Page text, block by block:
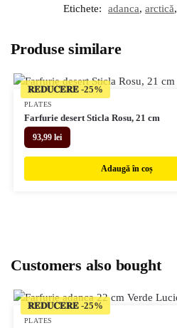
Etichete:
adanca, arctică,
Produse similare
𝐑𝐄𝐃𝐔𝐂𝐄𝐑𝐄
PLATES
Farfurie desert Sticla Rosu, 21 cm
93,99 lei
Adaugă în coș
Customers also bought
𝐑𝐄𝐃𝐔𝐂𝐄𝐑𝐄
PLATES